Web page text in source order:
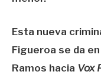
Esta nueva
Figueroa se da
Ramos hacia Vox